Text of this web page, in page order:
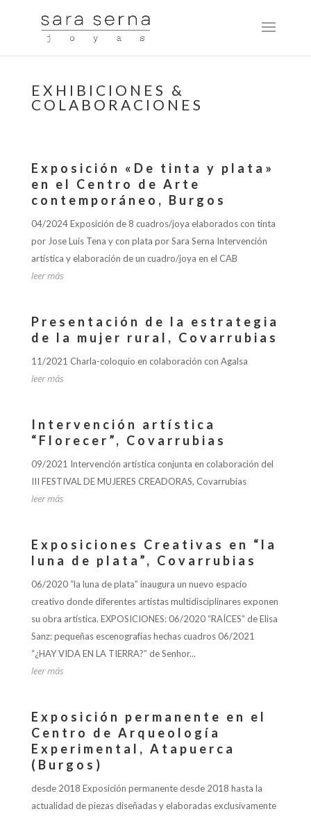
EXHIBICIONES &
COLABORACIONES
Exposición «De tinta y plata»
en el Centro de Arte
contemporáneo, Burgos
04/2024 Exposición de 8 cuadros/joya elaborados con tinta
por Jose Luis Tena y con plata por Sara Serna Intervención
artística y elaboración de un cuadro/joya en el CAB
leer más
Presentación de la estrategia
de la mujer rural, Covarrubias
11/2021 Charla-coloquio en colaboración con Agalsa
leer más
Intervención artística
“Florecer”, Covarrubias
09/2021 Intervención artística conjunta en colaboración del
III FESTIVAL DE MUJERES CREADORAS, Covarrubias
leer más
Exposiciones Creativas en “la
luna de plata”, Covarrubias
06/2020 “la luna de plata” inaugura un nuevo espacio
creativo donde diferentes artistas multidisciplinares exponen
su obra artística. EXPOSICIONES: 06/2020 “RAÍCES” de Elisa
Sanz: pequeñas escenografías hechas cuadros 06/2021
“¿HAY VIDA EN LA TIERRA?” de Senhor...
leer más
Exposición permanente en el
Centro de Arqueología
Experimental, Atapuerca
(Burgos)
desde 2018 Exposición permanente desde 2018 hasta la
actualidad de piezas diseñadas y elaboradas exclusivamente